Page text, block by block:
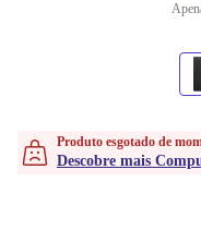
Produto esgotado de
Descobre mais